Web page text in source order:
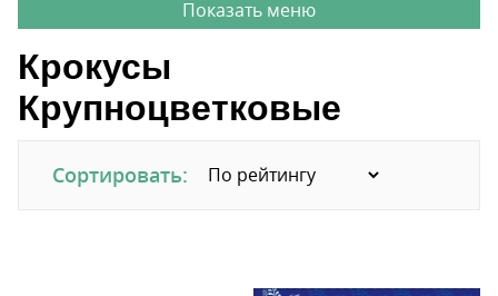
Крокусы
Крупноцветковые
Сортировать: